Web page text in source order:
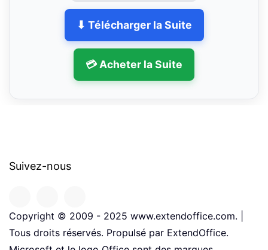
⬇ Télécharger la Suite
💳 Acheter la Suite
Suivez-nous
Copyright © 2009 - 2025 www.extendoffice.com. |
Tous droits réservés. Propulsé par ExtendOffice.